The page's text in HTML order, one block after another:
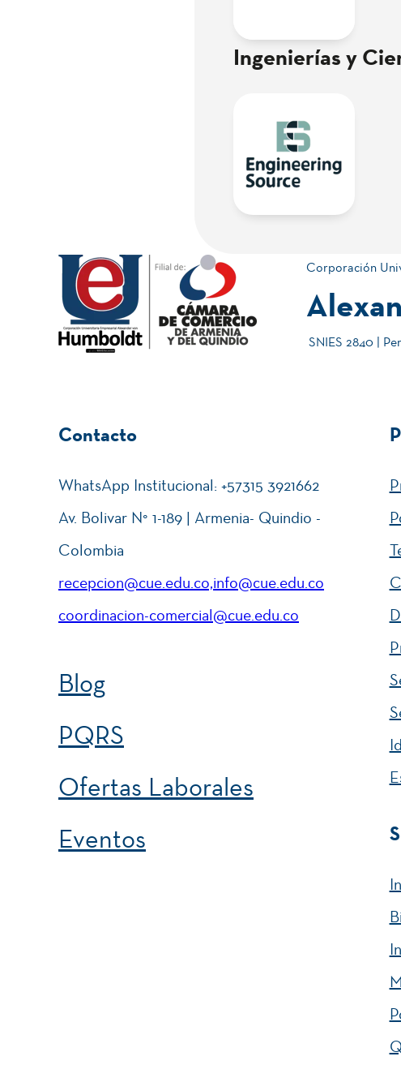
Ingenierías y
Corporación
SNIES 2840 |
Contacto
WhatsApp Institucional: +57315 3921662
Av. Bolivar N° 1-189 | Armenia- Quindio -
Colombia
recepcion@cue.edu.co,info@cue.edu.co
coordinacion-comercial@cue.edu.co
Blog
PQRS
Ofertas Laborales
Eventos